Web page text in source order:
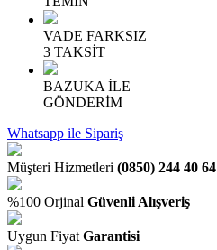
VADE FARKSIZ
3 TAKSİT
BAZUKA İLE
GÖNDERİM
Whatsapp ile Sipariş
Müşteri Hizmetleri (0850) 244 40 64
%100 Orjinal Güvenli Alışveriş
Uygun Fiyat Garantisi